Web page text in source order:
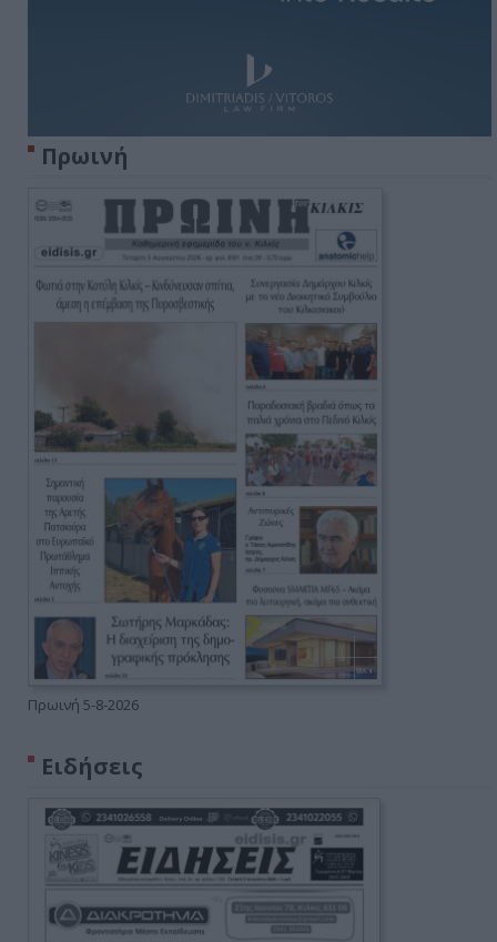
Πρωινή
Πρωινή 5-8-2026
Ειδήσεις